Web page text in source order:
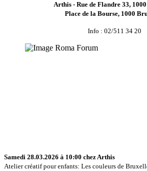
Arthis - Rue de Flandre 33,
Place de la Bourse, 1000
Info : 02/511 34 20
Samedi 28.03.2026 à 10:00 chez Arthis
Atelier créatif pour enfants: Les couleurs de